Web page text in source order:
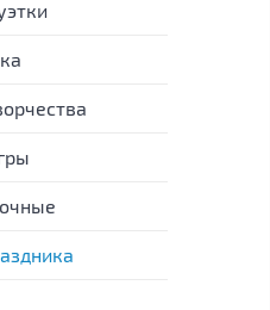
"Красочный меч"